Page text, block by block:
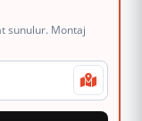
sunulur. Montaj